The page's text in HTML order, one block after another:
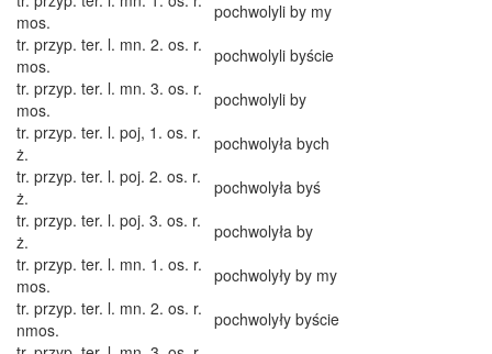
mos.
pochwolyli by my
tr. przyp. ter. l. mn. 2. os. r.
mos.
pochwolyli byście
tr. przyp. ter. l. mn. 3. os. r.
mos.
pochwolyli by
tr. przyp. ter. l. poj, 1. os. r.
ż.
pochwolyła bych
tr. przyp. ter. l. poj. 2. os. r.
ż.
pochwolyła byś
tr. przyp. ter. l. poj. 3. os. r.
ż.
pochwolyła by
tr. przyp. ter. l. mn. 1. os. r.
mos.
pochwolyły by my
tr. przyp. ter. l. mn. 2. os. r.
nmos.
pochwolyły byście